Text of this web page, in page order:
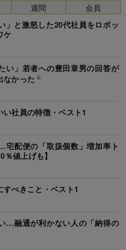
」と激怒した20代社員をロボッ
ケ
い」若者への豊田章男の回答が
なかった
社員の特徴・ベスト1
配便の「取扱個数」増加率ト
値上げも】
すべきこと・ベスト1
…融通が利かない人の「納得の
週間 会員